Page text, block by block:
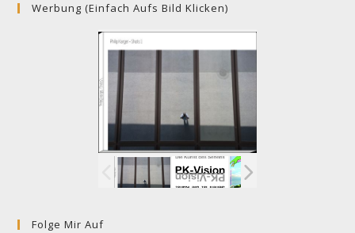
Werbung (einfach Aufs Bild Klicken)
Folge Mir Auf